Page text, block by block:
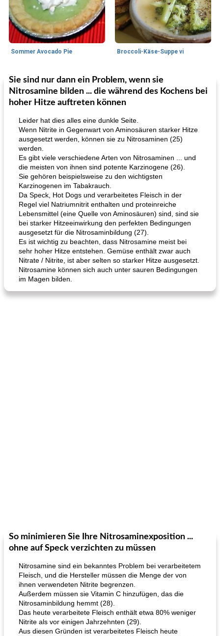
Sommer Avocado Pie Broccoli-Käse-Suppe vi
35 min
Kurs
Karamell-Brownie-Kuchen
Mittagessen / Snacks
Cilantro-Curry-Hühnersalat
Sie sind nur dann ein Problem, wenn sie
Nitrosamine bilden ... die während des Kochens bei
hoher Hitze auftreten können
Leider hat dies alles eine dunkle Seite.
Wenn Nitrite in Gegenwart von Aminosäuren starker Hitze
ausgesetzt werden, können sie zu Nitrosaminen (25)
werden.
Es gibt viele verschiedene Arten von Nitrosaminen ... und
die meisten von ihnen sind potente Karzinogene (26).
Sie gehören beispielsweise zu den wichtigsten
Karzinogenen im Tabakrauch.
Da Speck, Hot Dogs und verarbeitetes Fleisch in der
Regel viel Natriumnitrit enthalten und proteinreiche
Lebensmittel (eine Quelle von Aminosäuren) sind, sind sie
bei starker Hitzeeinwirkung den perfekten Bedingungen
ausgesetzt für die Nitrosaminbildung (27).
Es ist wichtig zu beachten, dass Nitrosamine meist bei
sehr hoher Hitze entstehen. Gemüse enthält zwar auch
Nitrate / Nitrite, ist aber selten so starker Hitze ausgesetzt.
Nitrosamine können sich auch unter sauren Bedingungen
im Magen bilden.
So minimieren Sie Ihre Nitrosaminexposition ...
ohne auf Speck verzichten zu müssen
Nitrosamine sind ein bekanntes Problem bei verarbeitetem
Fleisch, und die Hersteller müssen die Menge der von
ihnen verwendeten Nitrite begrenzen.
Außerdem müssen sie Vitamin C hinzufügen, das die
Nitrosaminbildung hemmt (28).
Das heute verarbeitete Fleisch enthält etwa 80% weniger
Nitrite als vor einigen Jahrzehnten (29).
Aus diesen Gründen ist verarbeitetes Fleisch heute